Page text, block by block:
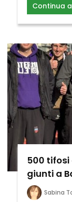
Continua
500 tifosi
giunti a
Sabina